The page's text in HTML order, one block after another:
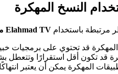
النسخ المهكرة
مرتبطة باستخدام Elahmad TV مهكر
المهكرة قد تحتوي على برمجيات
قد تكون أقل استقرارًا وتتعطل
المهكرة يمكن أن يعتبر